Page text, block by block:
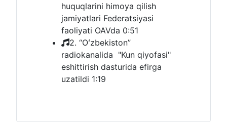
huquqlarini himoya qilish
jamiyatlari Federatsiyasi
faoliyati OAVda 0:51
2. “Oʻzbekiston”
radiokanalida "Kun qiyofasi"
eshittirish dasturida efirga
uzatildi 1:19